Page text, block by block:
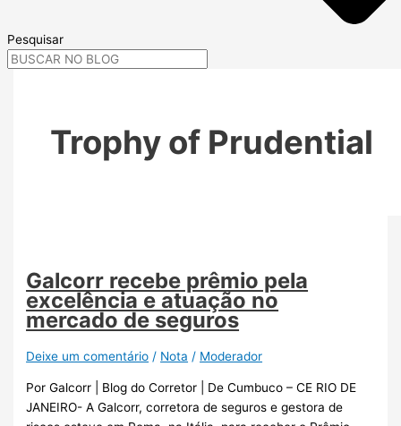
Pesquisar
Trophy of Prudential
Galcorr recebe prêmio pela
excelência e atuação no
mercado de seguros
Deixe um comentário / Nota / Moderador
Por Galcorr | Blog do Corretor | De Cumbuco – CE RIO DE
JANEIRO- A Galcorr, corretora de seguros e gestora de